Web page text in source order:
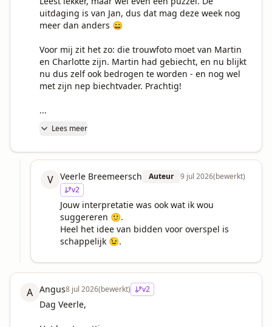
uitdaging is van Jan, dus dat mag deze week nog
meer dan anders 😄
Voor mij zit het zo: die trouwfoto moet van Martin
en Charlotte zijn. Martin had gebiecht, en nu blijkt
nu dus zelf ook bedrogen te worden - en nog wel
met zijn nep biechtvader. Prachtig!
...
Lees meer
V Veerle Breemeersch Auteur 9 jul 2026(bewerkt)
v2
Jouw interpretatie was ook wat ik wou
suggereren 🙂.
Heel het idee van bidden voor overspel is
schappelijk 😉.
A Angus8 jul 2026(bewerkt) v2
Dag Veerle,